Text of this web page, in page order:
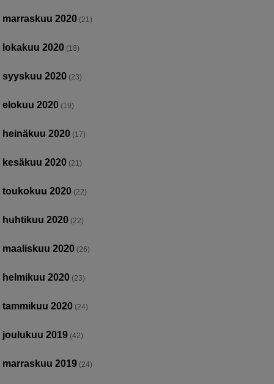
marraskuu 2020 (21)
lokakuu 2020 (18)
syyskuu 2020 (23)
elokuu 2020 (19)
heinäkuu 2020 (17)
kesäkuu 2020 (21)
toukokuu 2020 (22)
huhtikuu 2020 (22)
maaliskuu 2020 (26)
helmikuu 2020 (23)
tammikuu 2020 (24)
joulukuu 2019 (42)
marraskuu 2019 (24)